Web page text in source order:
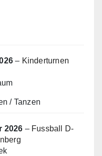
– Kinderturnen
/ Tanzen
2026 – Fussball D-